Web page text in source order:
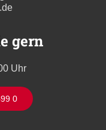
gern
Uhr
0